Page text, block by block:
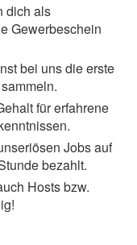
dich als
Gewerbeschein
bei uns die erste
für erfahrene
Jobs auf
bezahlt.
Hosts bzw.